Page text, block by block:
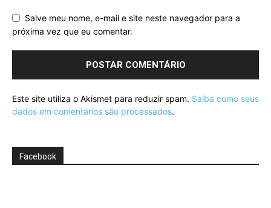
Salve meu nome, e-mail e site neste navegador para a
próxima vez que eu comentar.
Este site utiliza o Akismet para reduzir spam. Saiba como seus
dados em comentários são processados.
Facebook